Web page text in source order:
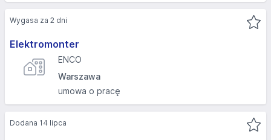
Elektromonter
ENCO
Warszawa
umowa o pracę
Wygasa za 2 dni
Dodana 14 lipca